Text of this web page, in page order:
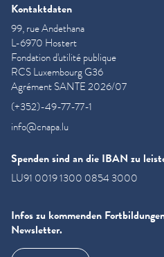
Kontaktdaten
99, rue Andethana
L-6970 Hostert
Fondation d'utilité publique
RCS Luxembourg G36
Agrément SANTE 2026/07
(+352)-49-77-77-1
info@cnapa.lu
Spenden sind an die IBAN zu
LU91 0019 1300 0854 3000
Infos zu kommenden
Newsletter.